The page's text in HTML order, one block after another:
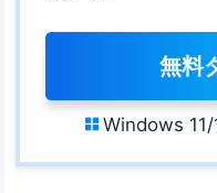
無料
 Windows